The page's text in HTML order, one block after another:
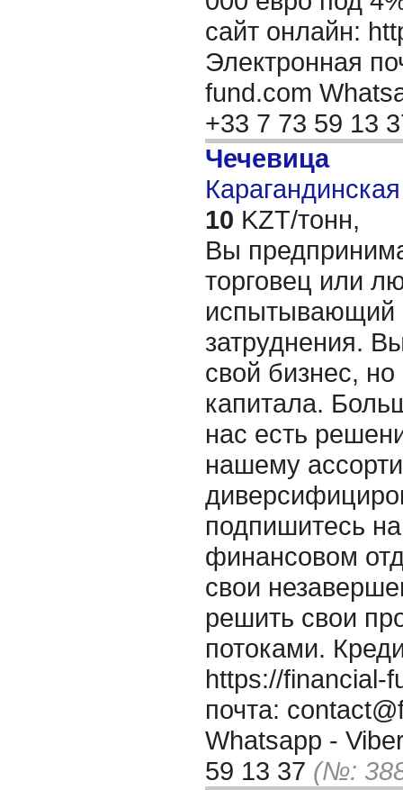
сайт онлайн:
Электронная
fund.com
+33 7 73 59 13
Чечевица
10 KZT/тонн,
Вы
торговец или
испытывающий
затруднения.
свой бизнес,
капитала.
нас есть
нашему
подпишитесь
финансовом
свои
решить свои
потоками.
https://financial-
почта:
Whatsapp -
59 13 37 (№: